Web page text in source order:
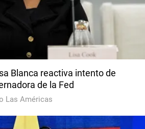
Blanca reactiva intento de
de la Fed
Las Américas